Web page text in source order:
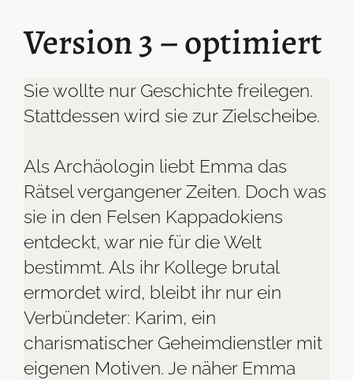
Version 3 – optimiert
Sie wollte nur Geschichte freilegen.
Stattdessen wird sie zur Zielscheibe.
Als Archäologin liebt Emma das
Rätsel vergangener Zeiten. Doch was
sie in den Felsen Kappadokiens
entdeckt, war nie für die Welt
bestimmt. Als ihr Kollege brutal
ermordet wird, bleibt ihr nur ein
Verbündeter: Karim, ein
charismatischer Geheimdienstler mit
eigenen Motiven. Je näher Emma